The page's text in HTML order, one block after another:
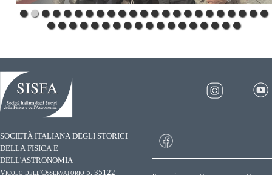
SOCIETÀ ITALIANA DEGLI STORICI
DELLA FISICA E
DELL'ASTRONOMIA
Vicolo dell'Osservatorio 5, 35122